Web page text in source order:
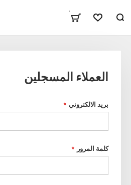
المفضلة
٠
العملاء المسجلين
بريد الالكتروني
كلمة المرور